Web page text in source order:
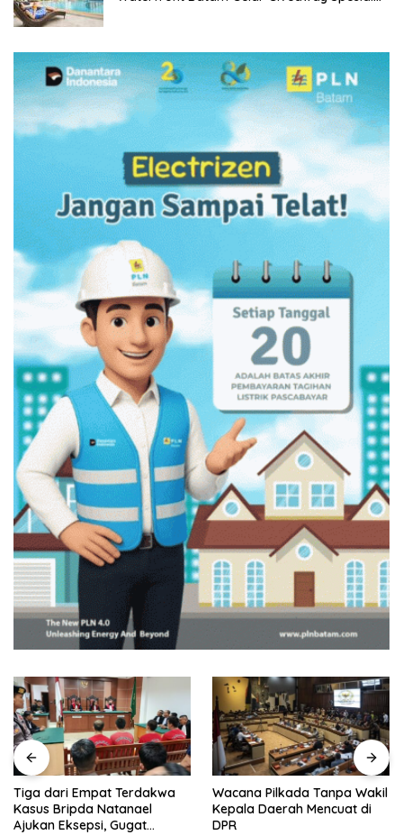
Tiga dari Empat Terdakwa
Kasus Bripda Natanael
Ajukan Eksepsi, Gugat
Wacana Pilkada Tanpa Wakil
Kepala Daerah Mencuat di
DPR